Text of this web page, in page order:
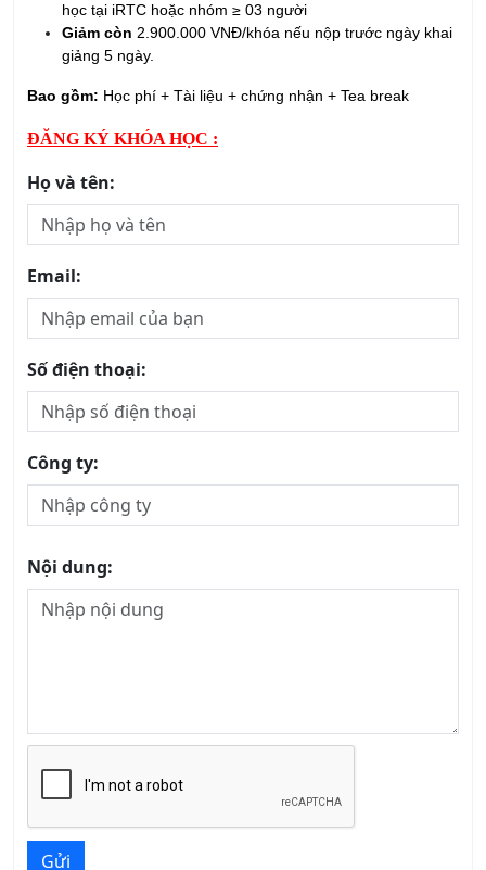
Bao gồm: Học phí + Tài liệu + chứng nhận + Tea break
Email:
Số điện thoại:
Công ty:
Nội dung:
Gửi
LIÊN HỆ TƯ VẤN